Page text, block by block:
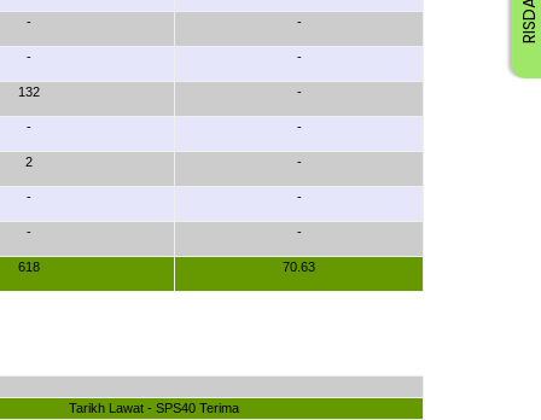
- -
- -
132 -
- -
2 -
- -
- -
618 70.63
Tarikh Lawat - SPS40 Terima